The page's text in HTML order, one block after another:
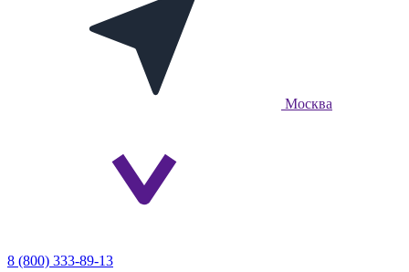
Москва
8 (800) 333-89-13